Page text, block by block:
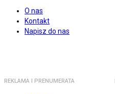
O nas
Kontakt
Napisz do nas
REKLAMA I PRENUMERATA